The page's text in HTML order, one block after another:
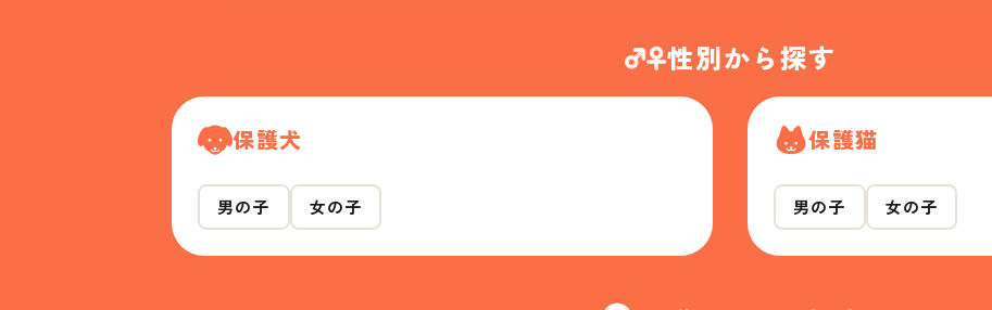
性別から探す
保護犬
男の子 女の子
保護猫
男の子 女の子